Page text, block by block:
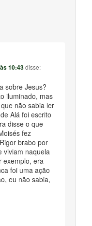
10:43disse:
sobre Jesus?
iluminado, mas
não sabia ler
Alá foi escrito
disse o que
fez
brabo por
viviam naquela
exemplo, era
foi uma ação
eu não sabia,